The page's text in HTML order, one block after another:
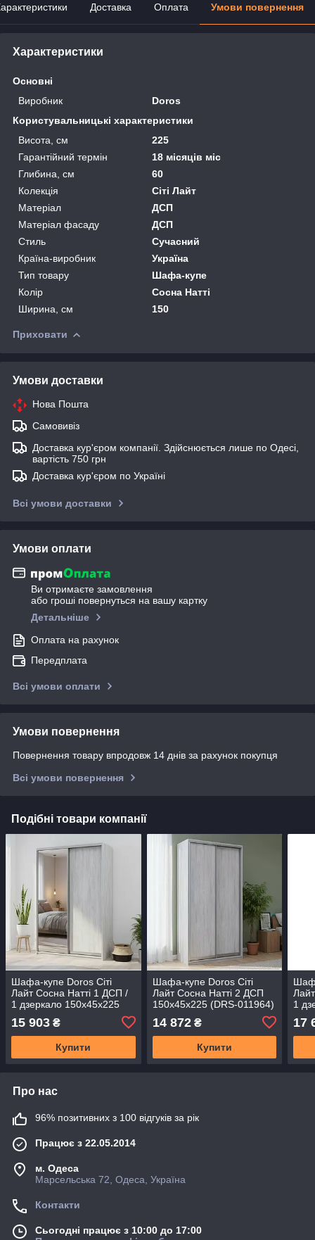
Доставка Оплата Умови повернення
Характеристики
Основні
Виробник
Doros
Користувальницькі характеристики
Висота, см
225
Гарантійний термін
18 місяців міс
Глибина, см
60
Колекція
Сіті Лайт
Матеріал
ДСП
Матеріал фасаду
ДСП
Стиль
Сучасний
Країна-виробник
Україна
Тип товару
Шафа-купе
Колір
Сосна Натті
Ширина, см
150
Приховати
Умови доставки
Нова Пошта
Самовивіз
Доставка кур'єром компанії. Здійснюється лише по Одесі,
вартість 750 грн
Доставка кур'єром по Україні
Всі умови доставки
Умови оплати
Ви отримаєте замовлення
або гроші повернуться на вашу картку
Детальніше
Оплата на рахунок
Передплата
Всі умови оплати
Умови повернення
Повернення товару впродовж 14 днів за рахунок покупця
Всі умови повернення
Подібні товари компанії
Шафа-купе Doros Сіті
Лайт Сосна Натті 1 ДСП /
1 дзеркало 150х45х225
15 903 ₴
Купити
Шафа-купе Doros Сіті
Лайт Сосна Натті 2 ДСП
150х45х225 (DRS-011964)
14 872₴
Купити
1
17
Про нас
96% позитивних з 100 відгуків за рік
Працює з 22.05.2014
м. Одеса
Марсельська 72, Одеса, Україна
Контакти
Сьогодні працює з 10:00 до 17:00